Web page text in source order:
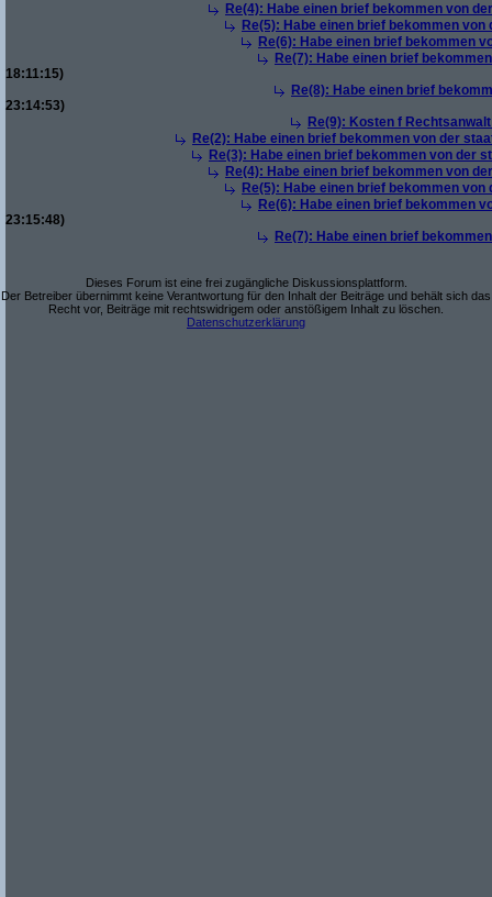
Re(4): Habe einen brief bekommen von
Re(5): Habe einen brief bekommen
Re(6): Habe einen brief bekommen
Re(7): Habe einen brief
18:11:15)
Re(8): Habe einen brief
23:14:53)
Re(9): Kosten f
Re(2): Habe einen brief bekommen von der
Re(3): Habe einen brief bekommen von der
Re(4): Habe einen brief bekommen von
Re(5): Habe einen brief bekommen
Re(6): Habe einen brief bekommen
23:15:48)
Re(7): Habe einen brief
Dieses Forum ist eine frei zugängliche Diskussionsplattform.
Der Betreiber übernimmt keine Verantwortung für den Inhalt der Beiträge und behält sich das
Recht vor, Beiträge mit rechtswidrigem oder anstößigem Inhalt zu löschen.
Datenschutzerklärung